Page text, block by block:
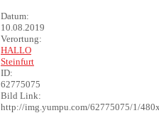
Datum:
10.08.2019
Verortung:
HALLO
Steinfurt
ID:
62775075
Bild Link:
http://img.yumpu.com/62775075/1/